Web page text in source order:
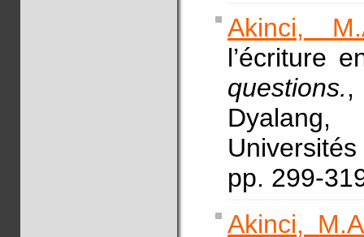
Akinci,
l’écriture
questions.,
pp. 299-
Akinci,